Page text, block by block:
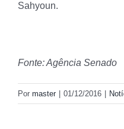
Sahyoun.
Fonte: Agência Senado
Por master 01/12/2016